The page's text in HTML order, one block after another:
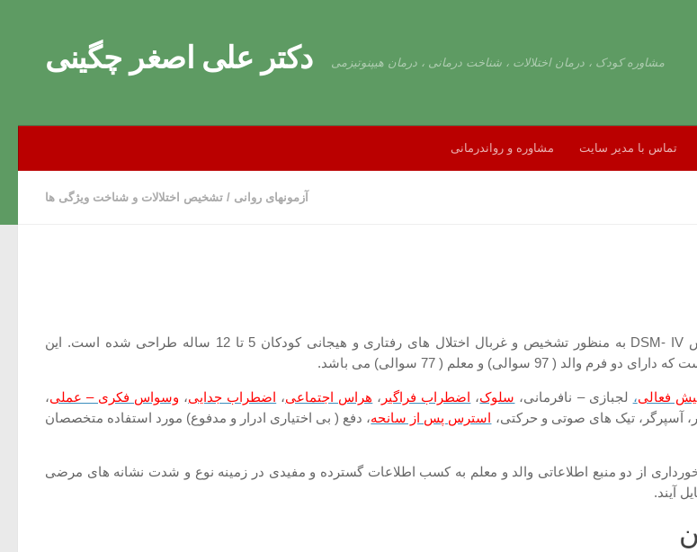
دکتر علی اصغر چگینی مشاوره کودک ، درمان اختلالات ، شناخت درمانی ، درمان هیپنوتیزمی
تماس با مدیر سایت مشاوره و رواندرمانی
آزمونهای روانی / تشخیص اختلالات و شناخت ویژگی ها
پرسشنامه علایم مرضی کودکان توسط اسپیرافکین و گادو در سال 1994 و براساس DSM- IV به منظور تشخیص و غربال اختلال های رفتاری و هیجانی کودکان 5 تا 12 ساله طراحی شده است. این
و معلم ( 77 سوالی) می باشد.
فعالی، لجبازی – نافرمانی، سلوک، اضطراب فراگیر ، هراس اجتماعی، اضطراب جدایی، وسواس فکری – عملی،
آسپرگر، تیک های صوتی و حرکتی، استرس پس از سانحه، دفع ( بی اختیاری ادرار و مدفوع) مورد استفاده متخصصان
از دو منبع اطلاعاتی والد و معلم به کسب اطلاعات گسترده و مفیدی در زمینه نوع و شدت نشانه های مرضی
آیند.